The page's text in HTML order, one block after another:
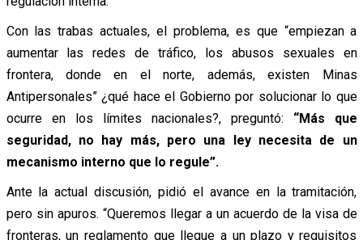
Con las trabas actuales, el problema, es que “empiezan a
aumentar las redes de tráfico, los abusos sexuales en
frontera, donde en el norte, además, existen Minas
Antipersonales” ¿qué hace el Gobierno por solucionar lo que
ocurre en los límites nacionales?, preguntó: “Más que
seguridad, no hay más, pero una ley necesita de un
mecanismo interno que lo regule”.
Ante la actual discusión, pidió el avance en la tramitación,
pero sin apuros. “Queremos llegar a un acuerdo de la visa de
fronteras, un reglamento que llegue a un plazo y requisitos